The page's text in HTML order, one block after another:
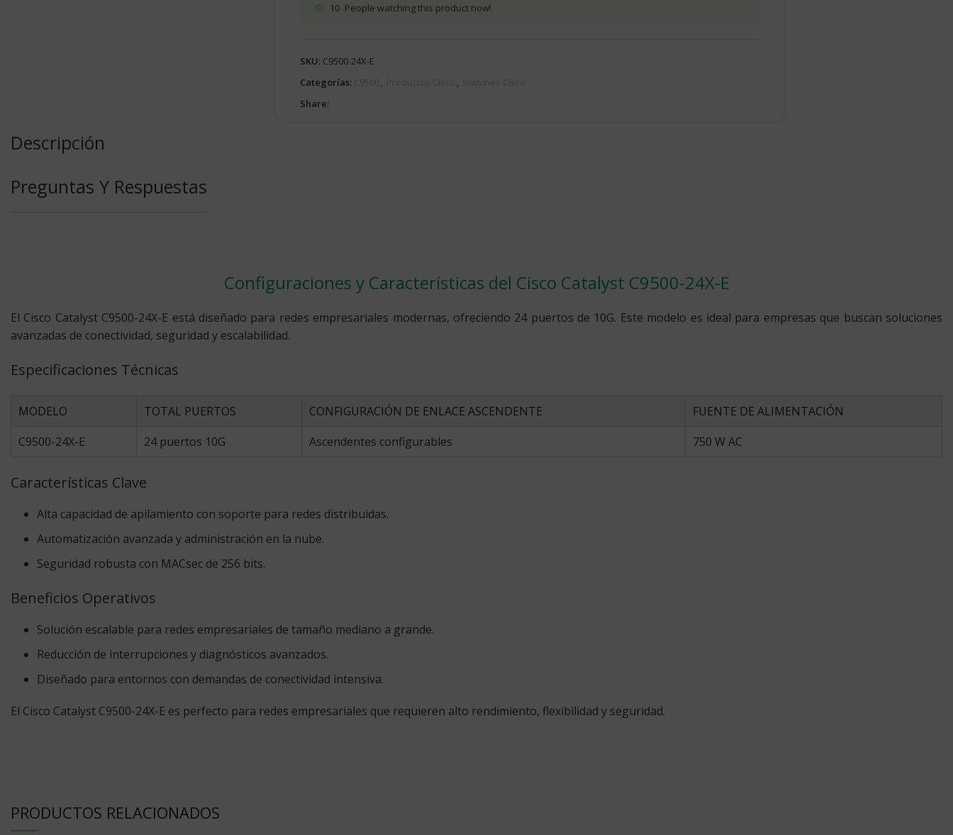
10 People watching this product now!
SKU: C9500-24X-E
Categorías:
Share:
Descripción
Preguntas Y Respuestas
Configuraciones y Características del Cisco Catalyst C9500-24X-E
El Cisco Catalyst C9500-24X-E está diseñado para redes empresariales modernas, ofreciendo 24 puertos de 10G. Este modelo es ideal para empresas que buscan soluciones
avanzadas de conectividad, seguridad y escalabilidad.
Especificaciones Técnicas
MODELO TOTAL PUERTOS CONFIGURACIÓN DE ENLACE ASCENDENTE
FUENTE DE ALIMENTACIÓN
C9500-24X-E
24 puertos 10G Ascendentes configurables 750 W AC
Características Clave
Alta capacidad de apilamiento con soporte para redes distribuidas.
Automatización avanzada y administración en la nube.
Seguridad robusta con MACsec de 256 bits.
Beneficios Operativos
Solución escalable para redes empresariales de tamaño mediano a grande.
Reducción de interrupciones y diagnósticos avanzados.
Diseñado para entornos con demandas de conectividad intensiva.
El Cisco Catalyst C9500-24X-E es perfecto para redes empresariales que requieren alto rendimiento, flexibilidad y seguridad.
PRODUCTOS RELACIONADOS